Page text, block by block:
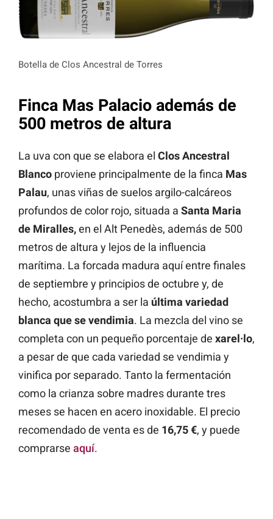
Botella de Clos Ancestral de Torres
Finca Mas Palacio además de
500 metros de altura
La uva con que se elabora el Clos Ancestral
Blanco proviene principalmente de la finca Mas
Palau, unas viñas de suelos argilo-calcáreos
profundos de color rojo, situada a Santa Maria
de Miralles,en el Alt Penedès, además de 500
metros de altura y lejos de la influencia
marítima. La forcada madura aquí entre finales
de septiembre y principios de octubre y, de
hecho, acostumbra a ser la última variedad
blanca que se vendimia. La mezcla del vino se
completa con un pequeño porcentaje de xarel·lo,
a pesar de que cada variedad se vendimia y
vinifica por separado. Tanto la fermentación
como la crianza sobre madres durante tres
meses se hacen en acero inoxidable. El precio
recomendado de venta es de 16,75 €, y puede
comprarse aquí.